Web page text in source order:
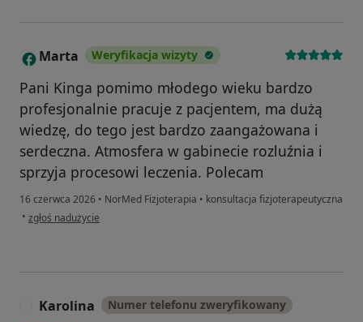
M Marta Weryfikacja wizyty
Pani Kinga pomimo młodego wieku bardzo
profesjonalnie pracuje z pacjentem, ma dużą
wiedzę, do tego jest bardzo zaangażowana i
serdeczna. Atmosfera w gabinecie rozluźnia i
sprzyja procesowi leczenia. Polecam
16 czerwca 2026 • NorMed Fizjoterapia • konsultacja fizjoterapeutyczna
• w opinii użytkownika Marta
zgłoś nadużycie
Karolina Numer telefonu zweryfikowany